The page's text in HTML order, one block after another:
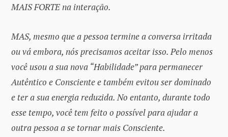
MAIS FORTE na interação.
MAS, mesmo que a pessoa termine a conversa irritada
ou vá embora, nós precisamos aceitar isso. Pelo menos
você usou a sua nova “Habilidade” para permanecer
Autêntico e Consciente e também evitou ser dominado
e ter a sua energia reduzida. No entanto, durante todo
esse tempo, você tem feito o possível para ajudar a
outra pessoa a se tornar mais Consciente.